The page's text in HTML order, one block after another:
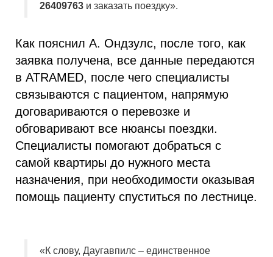
26409763 и заказать поездку».
Как пояснил А. Ондзулс, после того, как
заявка получена, все данные передаются
в ATRAMED, после чего специалисты
связываются с пациентом, напрямую
договариваются о перевозке и
обговаривают все нюансы поездки.
Специалисты помогают добраться с
самой квартиры до нужного места
назначения, при необходимости оказывая
помощь пациенту спуститься по лестнице.
«К слову, Даугавпилс – единственное